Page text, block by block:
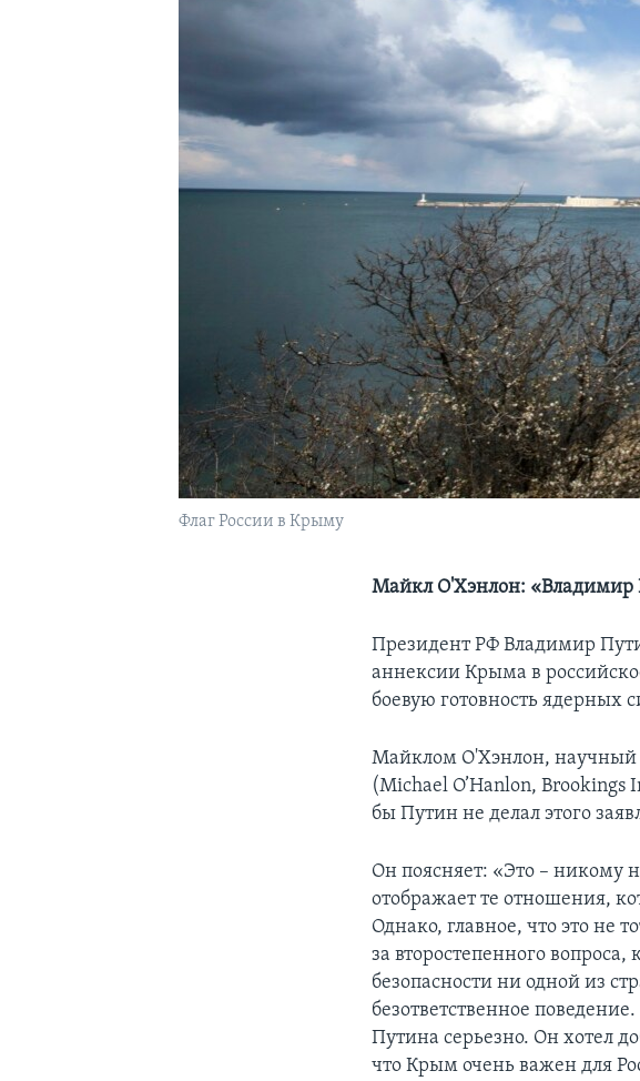
Флаг России в Крыму
Майкл О'Хэнлон: «Владимир
Президент РФ Владимир
аннексии Крыма в
боевую готовность ядерных
Майклом О'Хэнлон, научный
(Michael O’Hanlon, Brookings
бы Путин не делал этого
Он поясняет: «Это – никому
отображает те отношения,
Однако, главное, что это не
за второстепенного
безопасности ни одной из
безответственное
Путина серьезно. Он хотел
что Крым очень важен для